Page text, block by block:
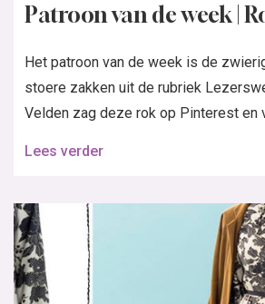
Patroon van de week |
Het patroon van de week is de
stoere zakken uit de rubriek
Velden zag deze rok op Pinterest en
Lees verder